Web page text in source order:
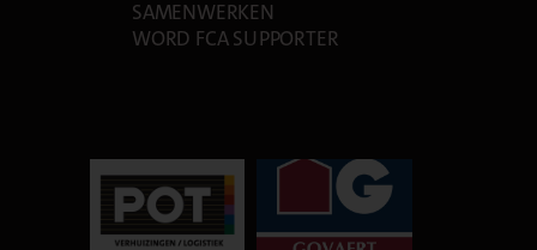
SAMENWERKEN
WORD FCA SUPPORTER